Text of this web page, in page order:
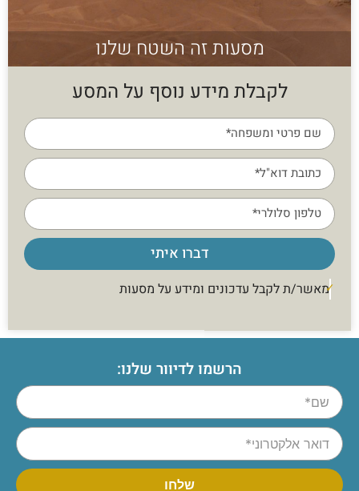
מסעות זה השטח שלנו
לקבלת מידע נוסף על המסע
מאשר/ת לקבל עדכונים ומידע על מסעות
דברו איתי
הרשמו לדיוור שלנו: